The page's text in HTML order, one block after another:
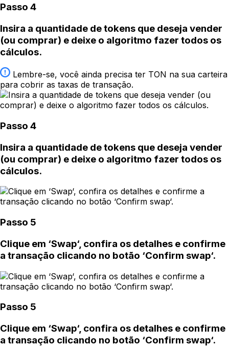
Passo 4
Insira a quantidade de tokens que deseja vender
(ou comprar) e deixe o algoritmo fazer todos os
cálculos.
Lembre-se, você ainda precisa ter TON na sua carteira
para cobrir as taxas de transação.
Passo 4
Insira a quantidade de tokens que deseja vender
(ou comprar) e deixe o algoritmo fazer todos os
cálculos.
Passo 5
Clique em ‘Swap‘, confira os detalhes e confirme
a transação clicando no botão ‘Confirm swap‘.
Passo 5
Clique em ‘Swap‘, confira os detalhes e confirme
a transação clicando no botão ‘Confirm swap‘.